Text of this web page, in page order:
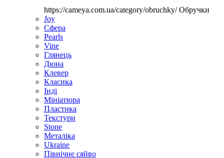
https://cameya.com.ua/category/obruchky/Обручки
Joy
Сфера
Pearls
Vine
Глянець
Дюна
Клевер
Класика
Інді
Мініатюра
Пластика
Текстури
Stone
Металіка
Ukraine
Північне сяйво